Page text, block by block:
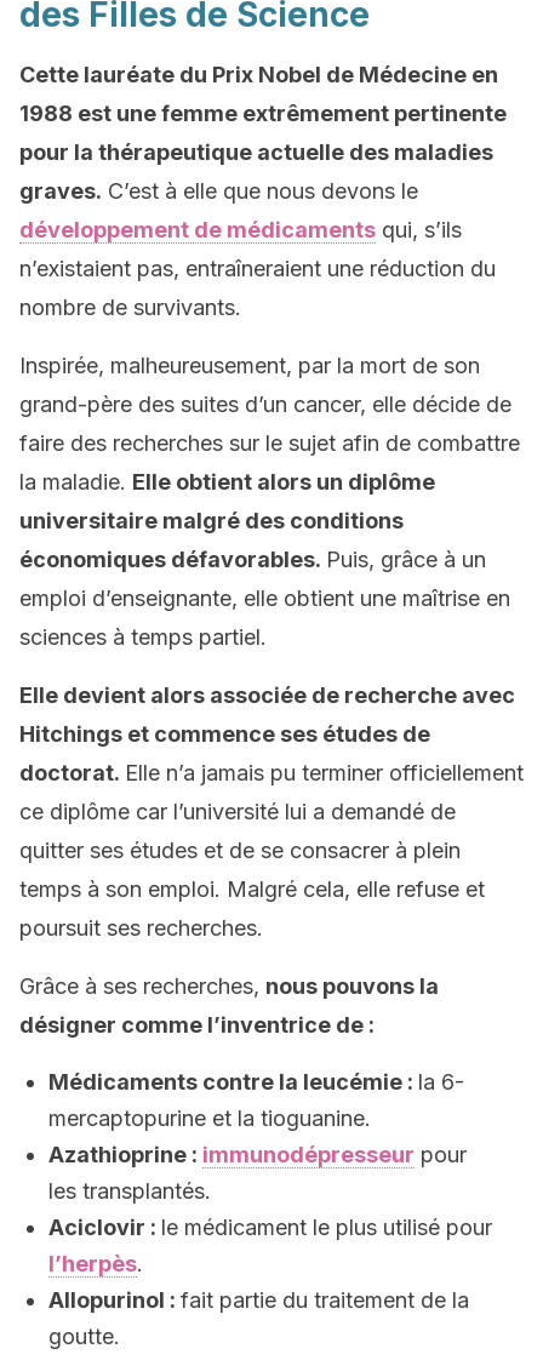
des Filles de Science
Cette lauréate du Prix Nobel de Médecine en
1988 est une femme extrêmement pertinente
pour la thérapeutique actuelle des maladies
graves. C’est à elle que nous devons le
développement de médicaments qui, s’ils
n’existaient pas, entraîneraient une réduction du
nombre de survivants.
Inspirée, malheureusement, par la mort de son
grand-père des suites d’un cancer, elle décide de
faire des recherches sur le sujet afin de combattre
la maladie. Elle obtient alors un diplôme
universitaire malgré des conditions
économiques défavorables. Puis, grâce à un
emploi d’enseignante, elle obtient une maîtrise en
sciences à temps partiel.
Elle devient alors associée de recherche avec
Hitchings et commence ses études de
doctorat. Elle n’a jamais pu terminer officiellement
ce diplôme car l’université lui a demandé de
quitter ses études et de se consacrer à plein
temps à son emploi. Malgré cela, elle refuse et
poursuit ses recherches.
Grâce à ses recherches, nous pouvons la
désigner comme l’inventrice de :
Médicaments contre la leucémie : la 6-
mercaptopurine et la tioguanine.
Azathioprine : immunodépresseur pour
les transplantés.
Aciclovir : le médicament le plus utilisé pour
l’herpès.
Allopurinol : fait partie du traitement de la
goutte.